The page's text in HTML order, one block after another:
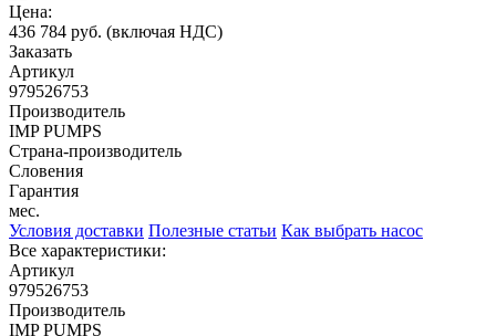
Цена:
436 784 руб. (включая НДС)
Заказать
Артикул
979526753
Производитель
IMP PUMPS
Страна-производитель
Словения
Гарантия
мес.
Условия доставки Полезные статьи Как выбрать насос
Все характеристики:
Артикул
979526753
Производитель
IMP PUMPS